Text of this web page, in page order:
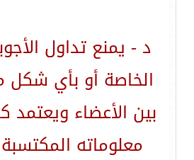
د - يمنع تداول
الخاصة أو بأي شكل
بين الأعضاء
معلوماته